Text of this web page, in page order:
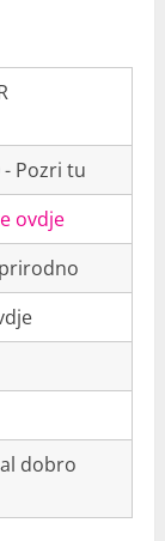
- Pozri tu
ovdje
dobro